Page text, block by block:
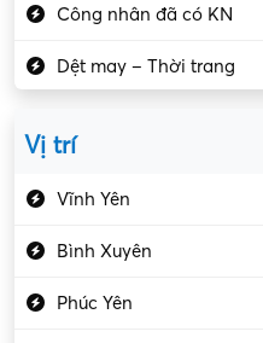
Công nhân đã có KN
Dệt may – Thời trang
Vị trí
Vĩnh Yên
Bình Xuyên
Phúc Yên